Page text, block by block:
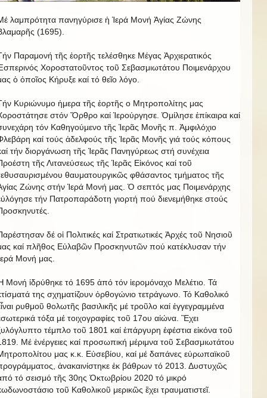
λαμπρότητα πανηγύρισε ἡ Ἱερά Μονή Ἁγίας Ζώνης
(1695).
Παραμονή τῆς ἑορτῆς τελέσθηκε Μέγας Ἀρχιερατικός
Χοροστατοῦντος τοῦ Σεβασμιωτάτου Ποιμενάρχου
ὁ ὀποῖος Κήρυξε καί τό θεῖο λόγο.
Κυριώνυμο ἡμερα τῆς ἑορτῆς ο Μητροπολίτης μας
στόν Ὄρθρο καί Ἱερούργησε. Ὁμίλησε ἐπίκαιρα καί
τόν Καθηγούμενο τῆς Ἱερᾶς Μονῆς π. Ἀμφιλόχιο
καί τούς ἀδελφούς τῆς Ἱερᾶς Μονῆς γιά τούς κόπους
τήν διοργάνωση τῆς Ἱερᾶς Πανηγύρεως στή συνέχεια
τῆς Λιτανεύσεως τῆς Ἱερᾶς Εἰκόνος καί τοῦ
θαυματουργικῶς φθάσαντος τμήματος τῆς
Ζώνης στήν Ἱερά Μονή μας. Ὁ σεπτός μας Ποιμενάρχης
τήν Πατροπαράδοτη γιορτή πού διενεμήθηκε στούς
δέ οἱ Πολιτικές καί Στρατιωτικές Ἀρχές τοῦ Νησιοῦ
καί πλῆθος Εὐλαβῶν Προσκηνυτῶν πού κατέκλυσαν τήν
Μονή μας.
Μονή ἱδρύθηκε τό 1695 ἀπό τόν ἱερομόναχο Μελέτιο. Τά
της σχηματίζουν ὀρθογώνιο τετράγωνο. Τό Καθολικό
ρυθμοῦ θολωτῆς βασιλικῆς μέ τροῦλο καί ἐγγεγραμμένα
τόξα μέ τοιχογραφίες τοῦ 17ου αἰώνα. Ἒχει
τέμπλο τοῦ 1801 καί ἐπάργυρη ἐφέστια εἰκόνα τοῦ
Μέ ἐνέργειες καί προσωπική μέριμνα τοῦ Σεβασμιωτάτου
μας κ.κ. Εὐσεβίου, καί μέ δαπάνες εὐρωπαϊκοῦ
ἀνακαινίστηκε ἐκ βάθρων τό 2013. Δυστυχῶς
τό σεισμό τῆς 30ης Ὀκτωβρίου 2020 τό μικρό
τοῦ Καθολικοῦ μερικῶς ἒχει τραυματιστεῖ.